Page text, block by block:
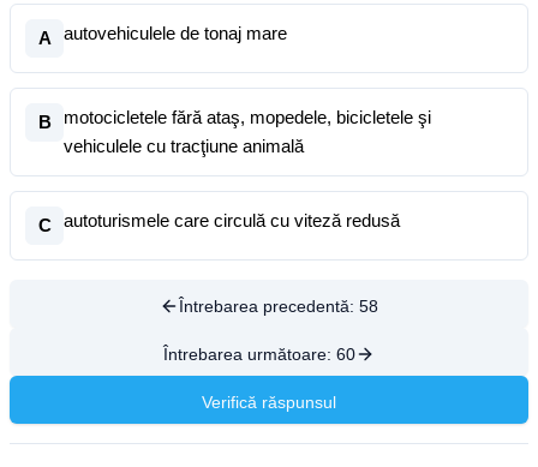
A autovehiculele de tonaj mare
B
motocicletele fără ataş, mopedele, bicicletele şi
vehiculele cu tracţiune animală
C autoturismele care circulă cu viteză redusă
Întrebarea precedentă: 58
Întrebarea următoare: 60
Verifică răspunsul